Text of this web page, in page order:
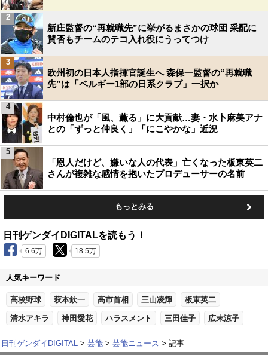
新庄監督の“再就職先”に挙がるまさかの球団 采配に
賛否もチームのテコ入れ役にうってつけ
2
欧州初の日本人指揮官誕生へ 森保一監督の“再就職
先”は「ベルギー1部の日系クラブ」一択か
3
中村倫也が「風、薫る」に大貢献…妻・水卜麻美アナ
との「ずっと仲良く」「にこやかな」近況
4
「恩人だけど、嫌いな人の代表」亡くなった板東英二
さんが複雑な感情を抱いたプロデューサーの名前
5
もっとみる
日刊ゲンダイDIGITALを読もう！
6.6万 18.5万
人気キーワード
高校野球 萩本欽一 高市首相 三山凌輝 板東英二
清水アキラ 神田愛花 ハラスメント 三田佳子 広末涼子
日刊ゲンダイDIGITAL 芸能 芸能ニュース 記事